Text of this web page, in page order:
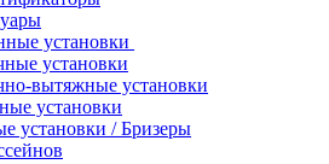
установки
установки
вытяжные установки
установки
установки / Бризеры